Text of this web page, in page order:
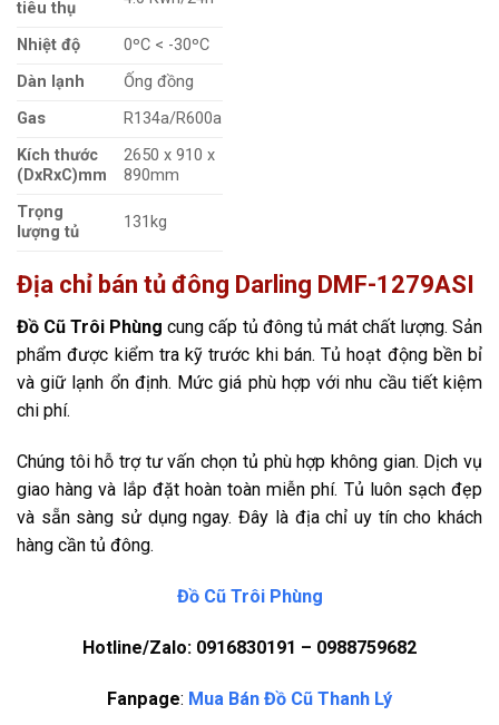
tiêu thụ
Nhiệt độ
0ºC < -30ºC
Dàn lạnh
Ống đồng
Gas
R134a/R600a
Kích thước
(DxRxC)mm
2650 x 910 x
890mm
Trọng
lượng tủ
131kg
Địa chỉ bán tủ đông Darling DMF-1279ASI
Đồ Cũ Trôi Phùng cung cấp tủ đông tủ mát chất lượng. Sản
phẩm được kiểm tra kỹ trước khi bán. Tủ hoạt động bền bỉ
và giữ lạnh ổn định. Mức giá phù hợp với nhu cầu tiết kiệm
chi phí.
Chúng tôi hỗ trợ tư vấn chọn tủ phù hợp không gian. Dịch vụ
giao hàng và lắp đặt hoàn toàn miễn phí. Tủ luôn sạch đẹp
và sẵn sàng sử dụng ngay. Đây là địa chỉ uy tín cho khách
hàng cần tủ đông.
Đồ Cũ Trôi Phùng
Hotline/Zalo: 0916830191 – 0988759682
Fanpage: Mua Bán Đồ Cũ Thanh Lý